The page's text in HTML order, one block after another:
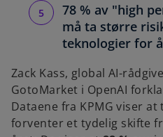
78 % av "high
må ta større
teknologier for
Zack Kass, global AI-
GotoMarket i OpenAI
Dataene fra KPMG viser
forventer et tydelig skifte